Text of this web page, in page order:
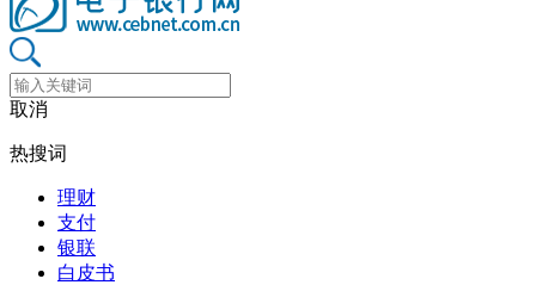
取消
热搜词
理财
支付
银联
白皮书